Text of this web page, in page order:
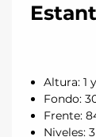
Altura: 1
Fondo:
Frente:
Niveles: